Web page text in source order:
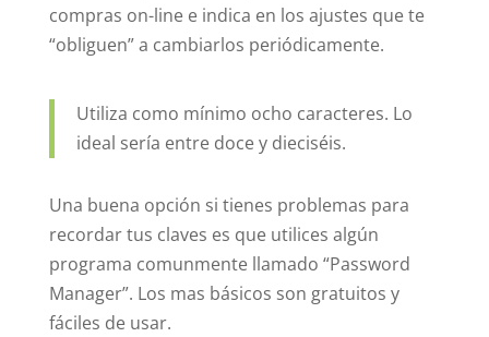
compras on-line e indica en los ajustes que te
“obliguen” a cambiarlos periódicamente.
Utiliza como mínimo ocho caracteres. Lo
ideal sería entre doce y dieciséis.
Una buena opción si tienes problemas para
recordar tus claves es que utilices algún
programa comunmente llamado “Password
Manager”. Los mas básicos son gratuitos y
fáciles de usar.